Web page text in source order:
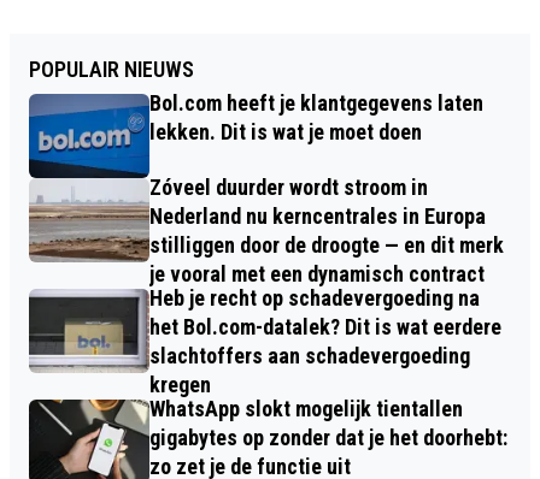
POPULAIR NIEUWS
Bol.com heeft je klantgegevens laten
lekken. Dit is wat je moet doen
Zóveel duurder wordt stroom in
Nederland nu kerncentrales in Europa
stilliggen door de droogte — en dit merk
je vooral met een dynamisch contract
Heb je recht op schadevergoeding na
het Bol.com-datalek? Dit is wat eerdere
slachtoffers aan schadevergoeding
kregen
WhatsApp slokt mogelijk tientallen
gigabytes op zonder dat je het doorhebt:
zo zet je de functie uit